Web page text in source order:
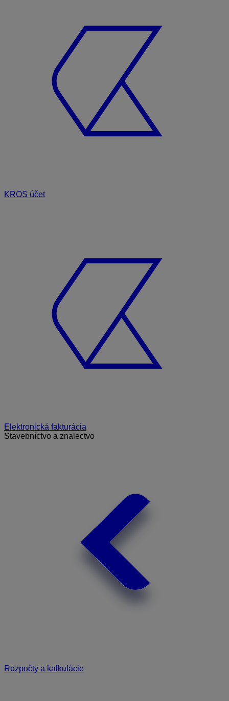
KROS účet
Elektronická fakturácia
Stavebníctvo a znalectvo
Rozpočty a kalkulácie